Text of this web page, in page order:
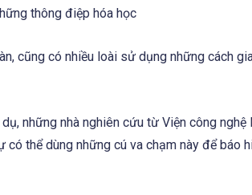
thông điệp hóa học
cũng có nhiều loài sử dụng những cách
những nhà nghiên cứu từ Viện công
có thể dùng những cú va chạm này để báo